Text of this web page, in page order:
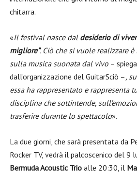
chitarra.
«Il festival nasce dal desiderio di
migliore”. Ciò che si vuole realizzare è
sulla musica suonata dal vivo –
dall’organizzazione del GuitarSciò –,
essa ha rappresentato e rappresenta
disciplina che sottintende,
trasferire durante lo spettacolo».
La due giorni, che sarà presentata da
Rocker TV, vedrà il palcoscenico del 9
Bermuda Acoustic Trio alle 20:30, il